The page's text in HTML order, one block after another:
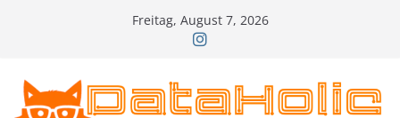
Freitag, August 7, 2026